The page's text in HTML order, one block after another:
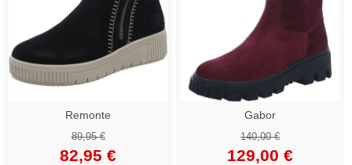
Remonte
89,95 €
82,95 €
Gabor
140,00 €
129,00 €